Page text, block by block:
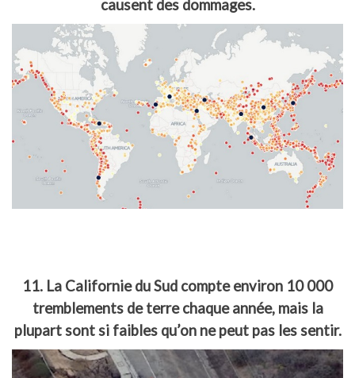
causent des dommages.
11. La Californie du Sud compte environ 10 000
tremblements de terre chaque année, mais la
plupart sont si faibles qu’on ne peut pas les sentir.